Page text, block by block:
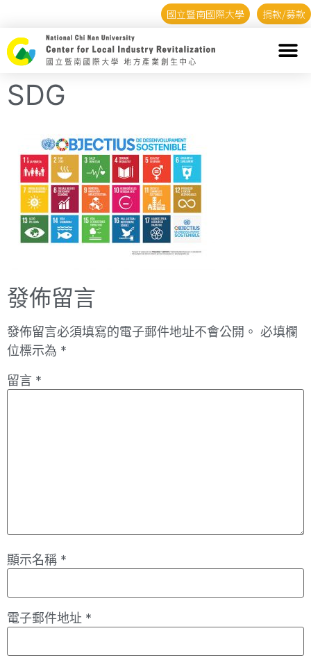
國立暨南國際大學 捐款/募款
SDG
發佈留言
發佈留言必須填寫的電子郵件地址不會公開。 必填欄
位標示為 *
留言 *
顯示名稱 *
電子郵件地址 *